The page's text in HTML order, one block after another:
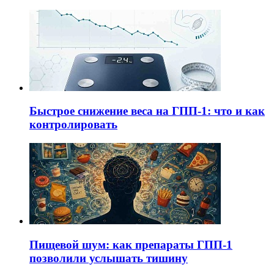
Быстрое снижение веса на ГПП-1: что и как
контролировать
Пищевой шум: как препараты ГПП-1
позволили услышать тишину